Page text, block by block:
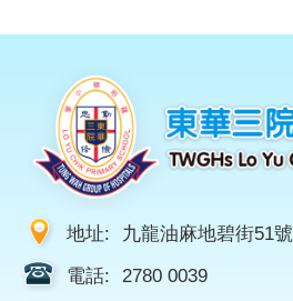
地址: 九龍油麻地碧街51號
電話: 2780 0039